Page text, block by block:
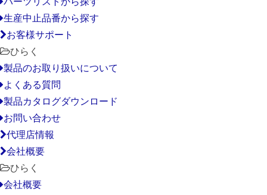
生産中止品番から探す
お客様サポート
ひらく
製品のお取り扱いについて
よくある質問
製品カタログダウンロード
お問い合わせ
代理店情報
会社概要
ひらく
会社概要